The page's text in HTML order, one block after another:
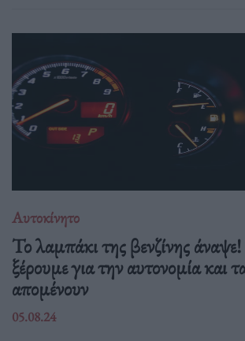
Αυτοκίνητο
Το λαμπάκι της βενζίνης
ξέρουμε για την αυτονομία και
απομένουν
05.08.24